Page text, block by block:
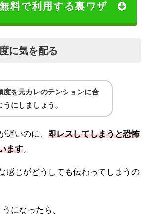
料で利用する裏ワザ
に気を配る
度を元カレのテンションに合
うにしましょう。
遅いのに、 即レスしてしまうと恐怖
ます
感じがどうしても伝わってしまうの
になったら、